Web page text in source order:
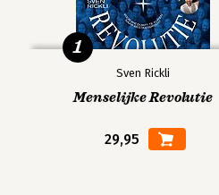
Sven Rickli
Menselijke Revolutie
29,95
1